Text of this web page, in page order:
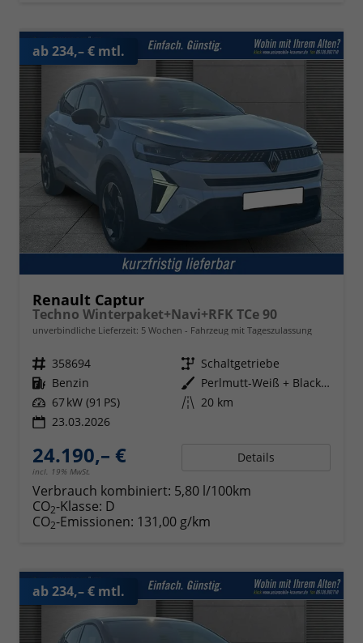
ab 234,– € mtl.
Renault Captur
Techno Winterpaket+Navi+RFK TCe 90
unverbindliche Lieferzeit: 5 Wochen Fahrzeug mit Tageszulassung
Fahrzeugnr. 358694 Getriebe Schaltgetriebe
Kraftstoff Benzin Außenfarbe
Perlmutt-Weiß + Black-Pearl-Sch
Leistung 67 kW (91 PS) Kilometerstand 20 km
23.03.2026
24.190,– €
incl. 19% MwSt.
Details
Verbrauch kombiniert: 5,80 l/100km
CO2-Klasse: D
CO2-Emissionen: 131,00 g/km
ab 234,– € mtl.